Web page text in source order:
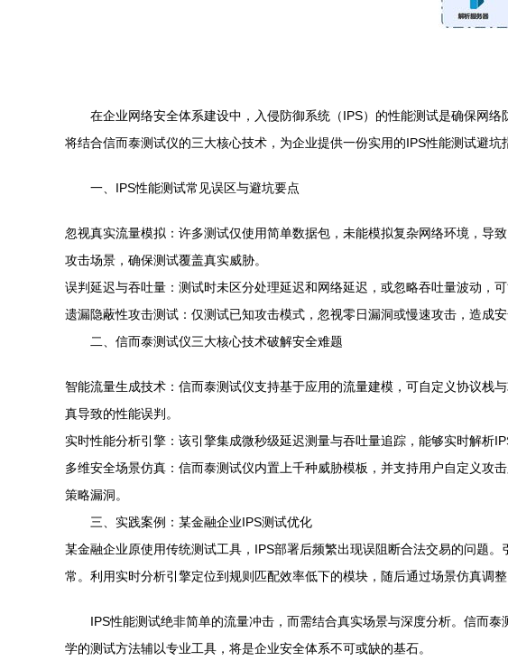
在企业网络安全体系建设中，入侵防御系统（IPS）的性能测试是确保网
将结合信而泰测试仪的三大核心技术，为企业提供一份实用的IPS性能测试避坑
一、IPS性能测试常见误区与避坑要点
忽视真实流量模拟：许多测试仅使用简单数据包，未能模拟复杂网络环境，导
攻击场景，确保测试覆盖真实威胁。
误判延迟与吞吐量：测试时未区分处理延迟和网络延迟，或忽略吞吐量波动，
遗漏隐蔽性攻击测试：仅测试已知攻击模式，忽视零日漏洞或慢速攻击，造成
二、信而泰测试仪三大核心技术破解安全难题
智能流量生成技术：信而泰测试仪支持基于应用的流量建模，可自定义协议栈
真导致的性能误判。
实时性能分析引擎：该引擎集成微秒级延迟测量与吞吐量追踪，能够实时解析
多维安全场景仿真：信而泰测试仪内置上千种威胁模板，并支持用户自定义攻
策略漏洞。
三、实践案例：某金融企业IPS测试优化
某金融企业原使用传统测试工具，IPS部署后频繁出现误阻断合法交易的问题
常。利用实时分析引擎定位到规则匹配效率低下的模块，随后通过场景仿真调
IPS性能测试绝非简单的流量冲击，而需结合真实场景与深度分析。信而
学的测试方法辅以专业工具，将是企业安全体系不可或缺的基石。